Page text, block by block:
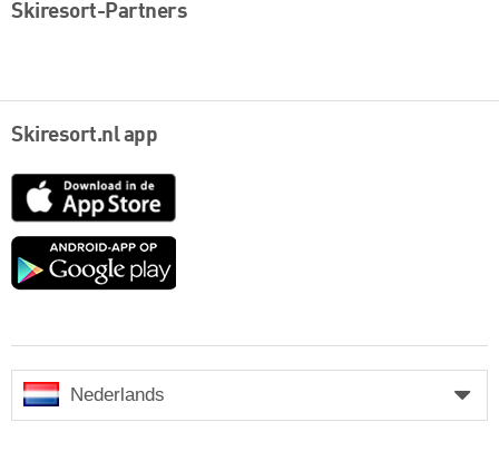
Skiresort-Partners
Skiresort.nl app
Nederlands